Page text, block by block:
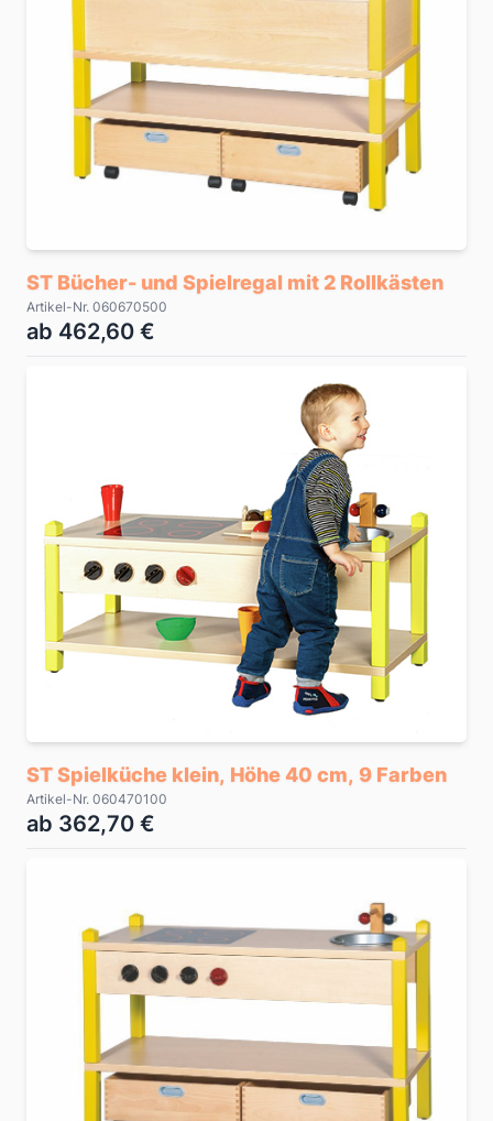
ST Bücher- und Spielregal mit 2 Rollkästen
Artikel-Nr. 060670500
ab 462,60 €
ST Spielküche klein, Höhe 40 cm, 9 Farben
Artikel-Nr. 060470100
ab 362,70 €